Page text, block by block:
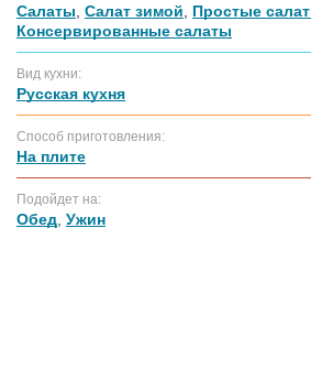
Салаты Салат зимой Простые
Консервированные салаты
Вид кухни:
Русская кухня
Способ приготовления:
На плите
Подойдет на:
Обед Ужин